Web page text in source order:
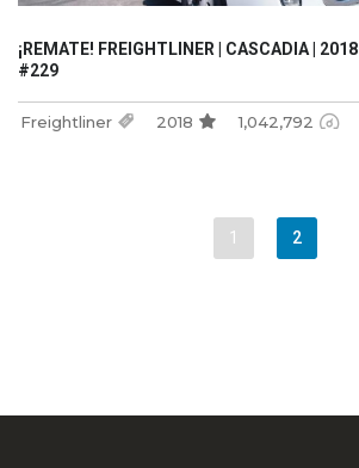
¡REMATE! FREIGHTLINER | CASCADIA | 2018 |
#229
Freightliner 2018 1,042,792
1 2